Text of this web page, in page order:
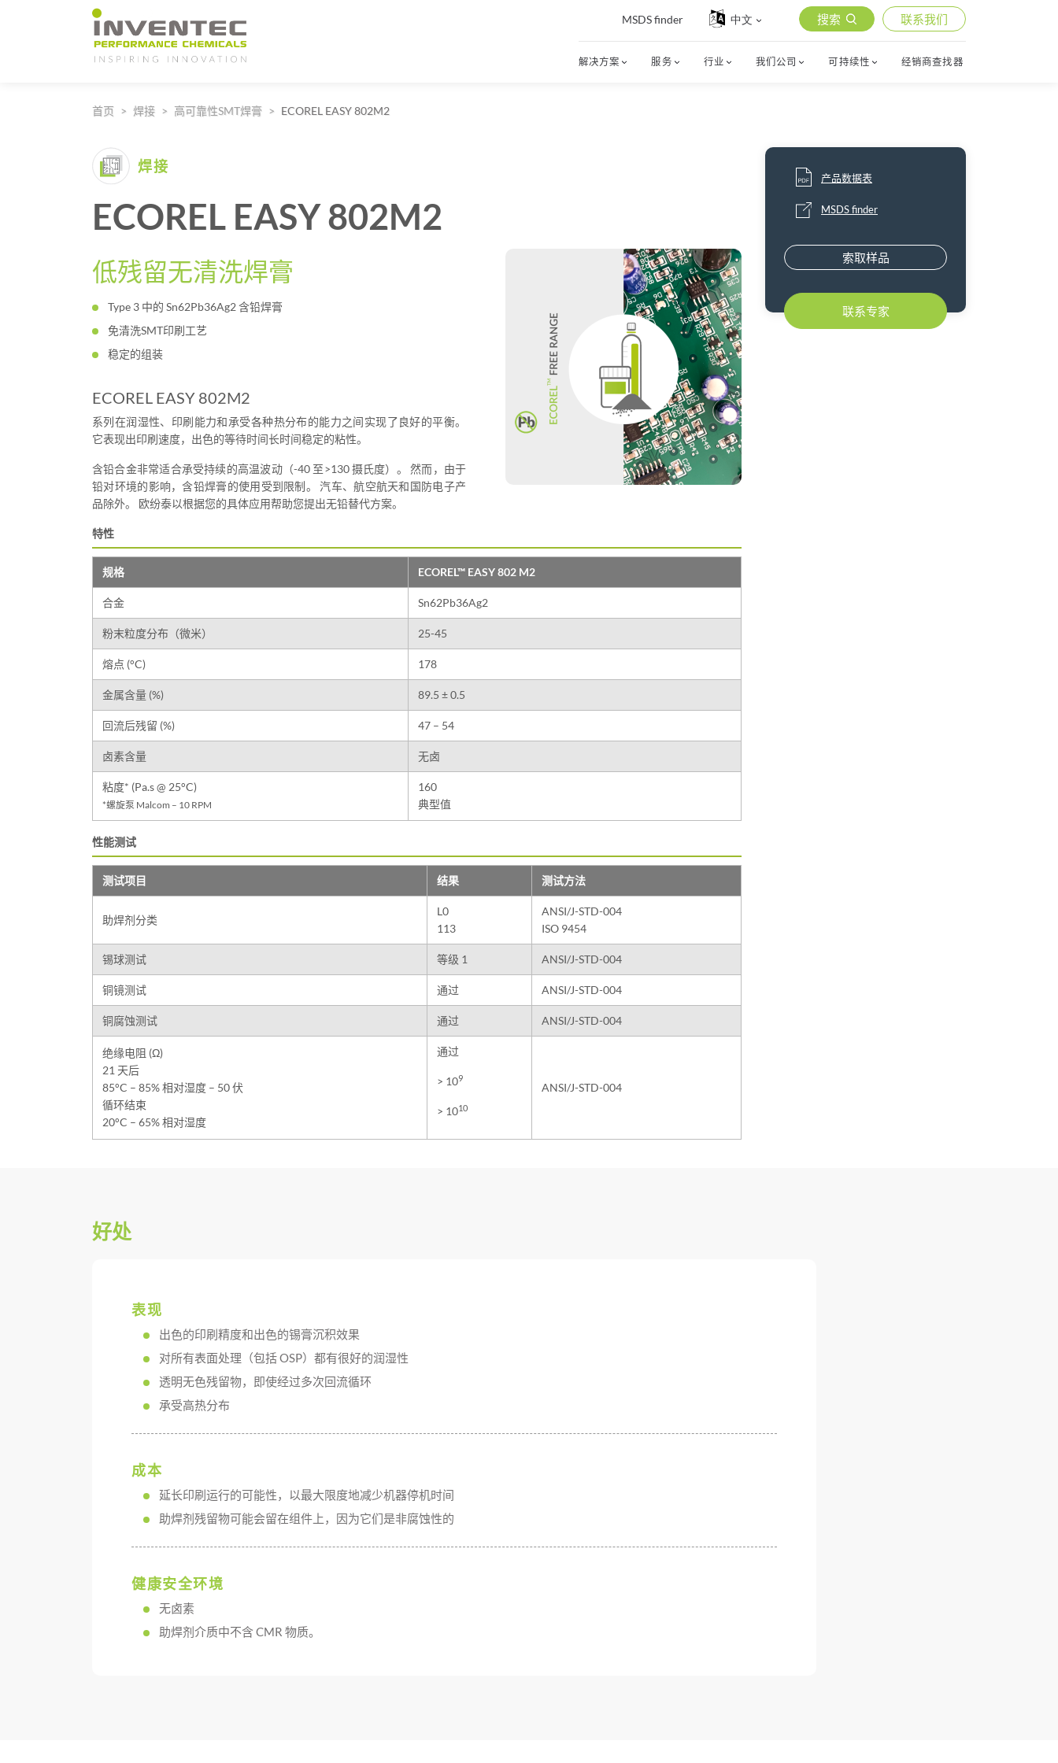
Main Navigation
MSDS finder 中文 搜索 联系我们
解决方案 服务 行业 我们公司 可持续性 经销商查找器
首页 焊接 高可靠性SMT焊膏 ECOREL EASY 802M2
焊接
ECOREL EASY 802M2
低残留无清洗焊膏
Type 3 中的 Sn62Pb36Ag2 含铅焊膏
免清洗SMT印刷工艺
稳定的组装
ECOREL EASY 802M2
系列在润湿性、印刷能力和承受各种热分布的能力之间实现了良好的平衡。
它表现出印刷速度，出色的等待时间长时间稳定的粘性。
含铅合金非常适合承受持续的高温波动（-40 至>130 摄氏度）。 然而，由于
铅对环境的影响，含铅焊膏的使用受到限制。 汽车、航空航天和国防电子产
品除外。 欧纷泰以根据您的具体应用帮助您提出无铅替代方案。
特性
规格 ECOREL™ EASY 802 M2
合金 Sn62Pb36Ag2
粉末粒度分布（微米） 25-45
熔点 (°C) 178
金属含量 (%) 89.5 ± 0.5
回流后残留 (%) 47 – 54
卤素含量 无卤
粘度* (Pa.s @ 25°C)
*螺旋泵 Malcom – 10 RPM
160
典型值
性能测试
测试项目 结果 测试方法
助焊剂分类
L0
113
ANSI/J-STD-004
ISO 9454
锡球测试 等级 1 ANSI/J-STD-004
铜镜测试 通过 ANSI/J-STD-004
铜腐蚀测试 通过 ANSI/J-STD-004
绝缘电阻 (Ω)
21 天后
85°C – 85% 相对湿度 – 50 伏
循环结束
20°C – 65% 相对湿度
通过
> 109
> 1010
ANSI/J-STD-004
产品数据表
MSDS finder
索取样品
联系专家
好处
表现
出色的印刷精度和出色的锡膏沉积效果
对所有表面处理（包括 OSP）都有很好的润湿性
透明无色残留物，即使经过多次回流循环
承受高热分布
成本
延长印刷运行的可能性，以最大限度地减少机器停机时间
助焊剂残留物可能会留在组件上，因为它们是非腐蚀性的
健康安全环境
无卤素
助焊剂介质中不含 CMR 物质。